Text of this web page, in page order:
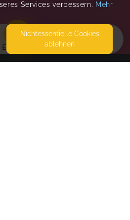
EVENTS
Services verbessern. Mehr
Nicht­essentielle Cookies
ablehnen